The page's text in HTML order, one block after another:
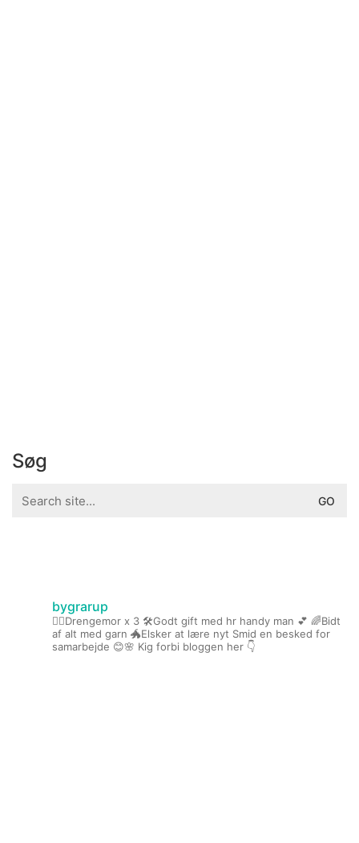
Søg
for:
bygrarup
🤹‍♀️Drengemor x 3 🛠️Godt gift med hr handy man 💕 🌈Bidt
af alt med garn 🐲Elsker at lære nyt Smid en besked for
samarbejde 😊🌸 Kig forbi bloggen her 👇